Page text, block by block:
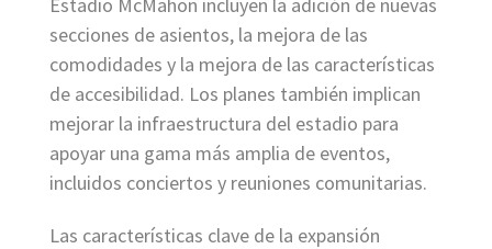
secciones de asientos, la mejora de las
comodidades y la mejora de las características
de accesibilidad. Los planes también implican
mejorar la infraestructura del estadio para
apoyar una gama más amplia de eventos,
incluidos conciertos y reuniones comunitarias.
Las características clave de la expansión